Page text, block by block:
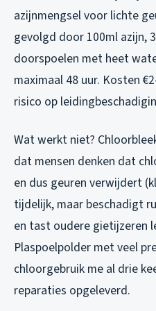
azijnmengsel voor lichte
gevolgd door 100ml azijn,
doorspoelen met heet
maximaal 48 uur. Kosten
risico op
Wat werkt niet?
dat mensen denken dat
en dus geuren verwijdert
tijdelijk, maar beschadigt
en tast oudere gietijzeren
Plaspoelpolder met veel
chloorgebruik me al drie
reparaties opgeleverd.